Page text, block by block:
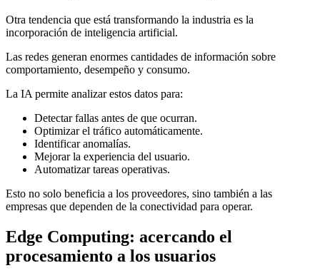
Otra tendencia que está transformando la industria es la
incorporación de inteligencia artificial.
Las redes generan enormes cantidades de información sobre
comportamiento, desempeño y consumo.
La IA permite analizar estos datos para:
Detectar fallas antes de que ocurran.
Optimizar el tráfico automáticamente.
Identificar anomalías.
Mejorar la experiencia del usuario.
Automatizar tareas operativas.
Esto no solo beneficia a los proveedores, sino también a las
empresas que dependen de la conectividad para operar.
Edge Computing: acercando el
procesamiento a los usuarios